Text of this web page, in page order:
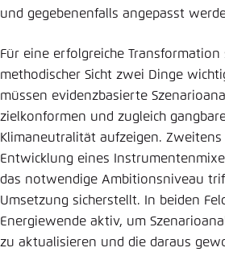
und gegebenenfalls angepasst
Für eine erfolgreiche Transformation
methodischer Sicht zwei Dinge
müssen evidenzbasierte
zielkonformen und zugleich
Klimaneutralität aufzeigen.
Entwicklung eines
das notwendige Ambitionsniveau
Umsetzung sicherstellt. In beiden
Energiewende aktiv, um
zu aktualisieren und die daraus